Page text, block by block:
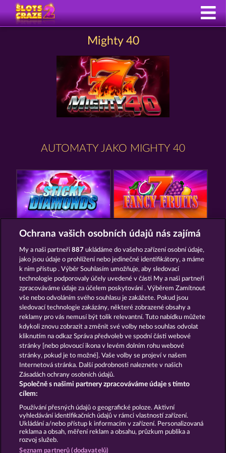
Mighty 40
AUTOMATY JAKO MIGHTY 40
STICKY DIAMONDS FANCY FRUITS
5 EMBER WILDS EXPLODIAC RHFP
Podmínky Prohlášení o ochraně údajů
Kontakt Společnost Časté dotazy
Facebook
Podat Žádost o Odstoupení
Ochrana vašich osobních údajů nás zajímá
My a naši partneři887 ukládáme do vašeho zařízení osobní údaje,
jako jsou údaje o prohlížení nebo jedinečné identifikátory, a máme
k nim přístup . Výběr Souhlasím umožňuje, aby sledovací
technologie podporovaly účely uvedené v části My a naši partneři
zpracováváme údaje za účelem poskytování . Výběrem Zamítnout
vše nebo odvoláním svého souhlasu je zakážete. Pokud jsou
sledovací technologie zakázány, některé zobrazené obsahy a
reklamy pro vás nemusí být tolik relevantní. Tuto nabídku můžete
kdykoli znovu zobrazit a změnit své volby nebo souhlas odvolat
kliknutím na odkaz Správa předvoleb ve spodní části webové
stránky [nebo plovoucí ikona v levém dolním rohu webové
stránky, pokud je to možné]. Vaše volby se projeví v našem
Internetová stránka. Další podrobnosti naleznete v našich
Zásadách ochrany osobních údajů.
Společně s našimi partnery zpracováváme údaje s tímto
cílem:
Používání přesných údajů o geografické poloze. Aktivní
vyhledávání identifikačních údajů v rámci vlastností zařízení.
Ukládání a/nebo přístup k informacím v zařízení. Personalizovaná
reklama a obsah, měření reklam a obsahu, průzkum publika a
rozvoj služeb.
Seznam partnerů (dodavatelů)